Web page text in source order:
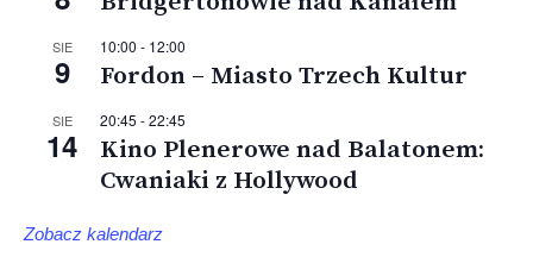
SIE
9
10:00 - 12:00
Fordon – Miasto Trzech Kultur
SIE
14
20:45 -22:45
Kino Plenerowe nad Balatonem:
Cwaniaki z Hollywood
Zobacz kalendarz